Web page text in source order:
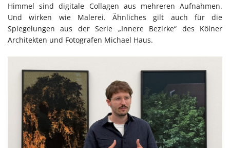
Himmel sind digitale Collagen aus mehreren Aufnahmen.
Und wirken wie Malerei. Ähnliches gilt auch für die
Spiegelungen aus der Serie „Innere Bezirke“ des Kölner
Architekten und Fotografen Michael Haus.